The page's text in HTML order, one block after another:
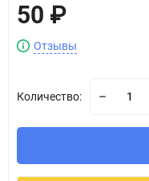
50 ₽
Отзывы
Количество: